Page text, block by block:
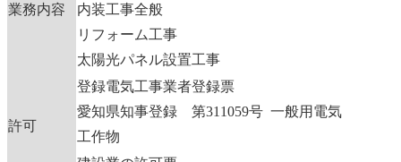
業務内容
内装工事全般
リフォーム工事
太陽光パネル設置工事
許可
登録電気工事業者登録票
愛知県知事登録 第311059号 一般用電気
工作物